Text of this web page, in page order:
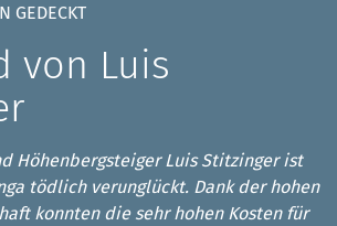
GEDECKT
von Luis
Höhenbergsteiger Luis Stitzinger ist
tödlich verunglückt. Dank der hohen
konnten die sehr hohen Kosten für